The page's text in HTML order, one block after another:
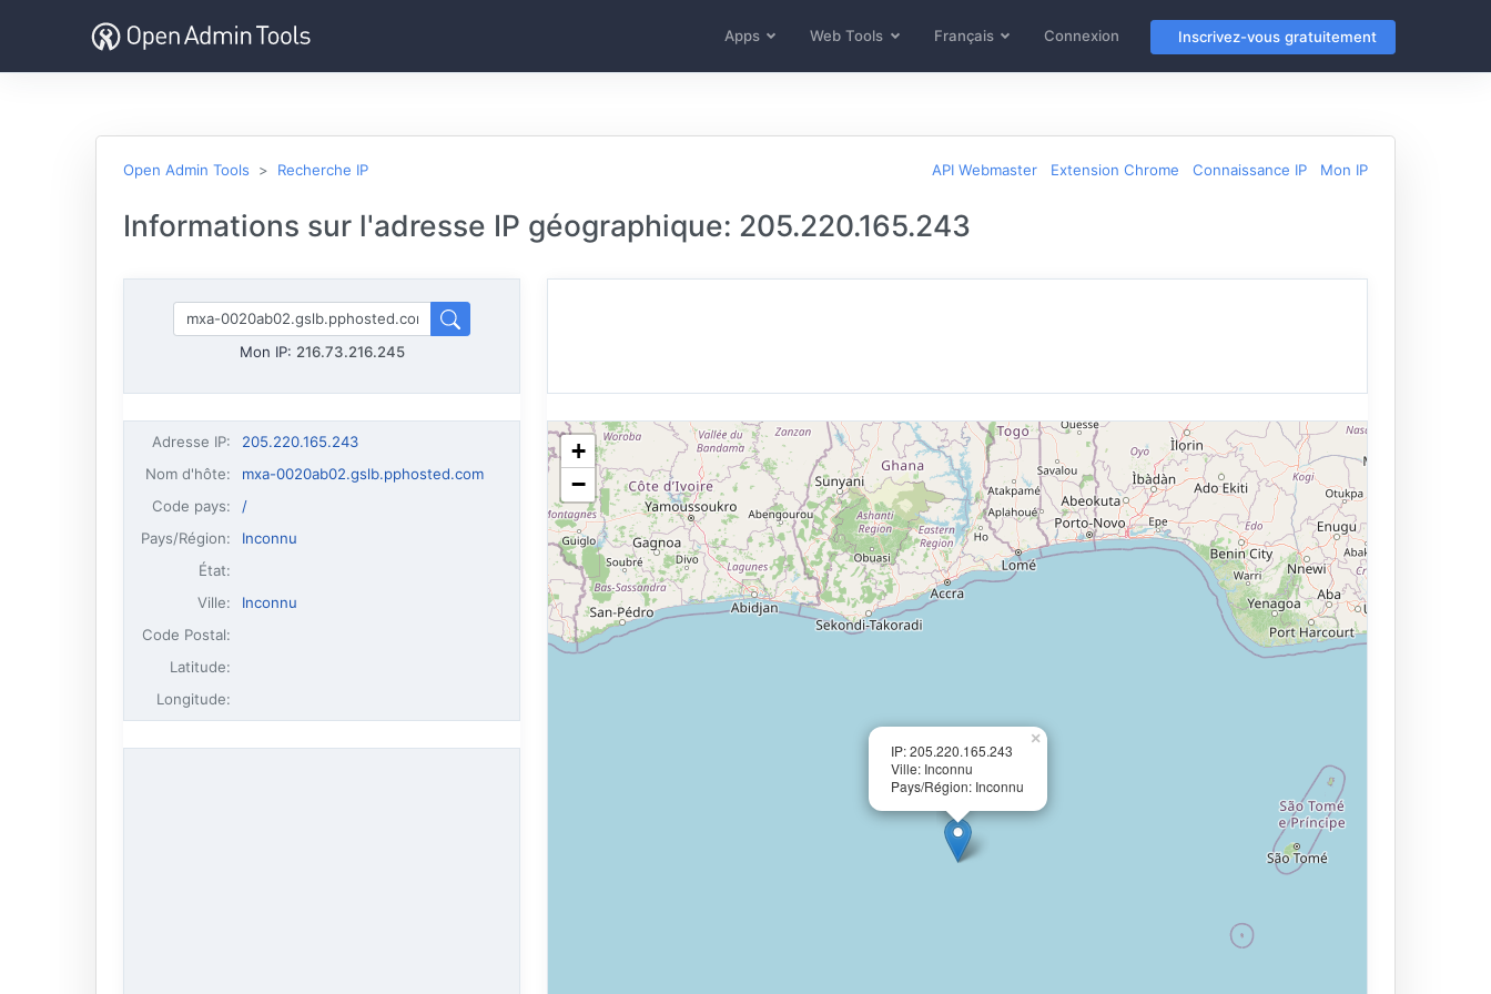
Apps Web Tools Français Connexion Inscrivez-vous gratuitement
Open Admin Tools Recherche IP API Webmaster Extension Chrome Connaissance IP Mon IP
Informations sur l'adresse IP géographique: 205.220.165.243
Mon IP: 216.73.216.245
Adresse IP:
205.220.165.243
Nom d'hôte:
mxa-0020ab02.gslb.pphosted.com
Code pays:
/
Pays/Région:
Inconnu
État:
Ville:
Inconnu
Code Postal:
Latitude:
Longitude:
IP: 205.220.165.243
Ville: Inconnu
Pays/Région: Inconnu
×
+
−